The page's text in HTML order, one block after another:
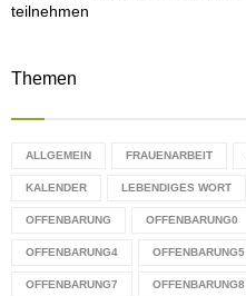
teilnehmen
Themen
ALLGEMEIN FRAUENARBEIT
KALENDER LEBENDIGES WORT
OFFENBARUNG OFFENBARUNG0
OFFENBARUNG4 OFFENBARUNG5
OFFENBARUNG7 OFFENBARUNG8